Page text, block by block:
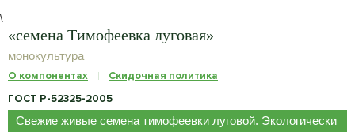
\
«семена Тимофеевка луговая»
монокультура
О компонентах
Скидочная политика
ГОСТ Р-52325-2005
Свежие живые семена тимофеевки луговой. Экологически